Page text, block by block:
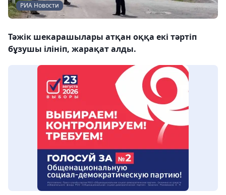
РИА Новости
Тәжік шекарашылары атқан оққа екі тәртіп
бұзушы ілініп, жарақат алды.